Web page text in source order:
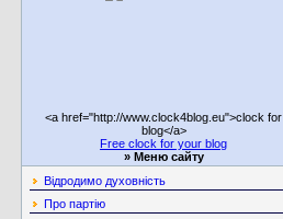
<a href="http://www.clock4blog.eu">clock for
blog</a>
Free clock for your blog
» Меню сайту
Відродимо духовність
Про партію